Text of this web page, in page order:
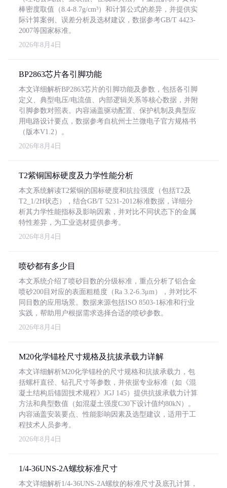
棒密度取值（8.4-8.7g/cm³）和计算公式的差异，并提供实
际计算案例、误差分析及选材建议，数据参考GB/T 4423-
2007等国家标准。
2026年8月4日
BP2863芯片各引脚功能
本文详细解析BP2863芯片的引脚功能及参数，包括各引脚
定义、典型电压/电流值、内部逻辑关系等核心数据，并附
引脚参数对照表。内容涵盖驱动配置、保护机制及典型应
用电路设计要点，数据参考自杭州士兰微电子官方规格书
（版本V1.2）。
2026年8月4日
T2紫铜国标硬度及力学性能分析
本文系统解读T2紫铜的国标硬度和抗拉强度（包括T2及
T2_1/2H状态），结合GB/T 5231-2012标准数据，详细分
析其力学性能指标及影响因素，并对比不同状态下的金属
特性差异，为工业选材提供参考。
2026年8月4日
喷砂都有多少目
本文系统介绍了喷砂目数的分级标准，重点分析了铝合金
喷砂200目对应的表面粗糙度（Ra 3.2-6.3μm），并对比不
同目数的应用场景。数据来源包括ISO 8503-1标准和行业
实践，帮助用户根据需求选择合适的喷砂参数。
2026年8月4日
M20化学锚栓尺寸规格及抗拔承载力详解
本文详细解析M20化学锚栓的尺寸规格和抗拔承载力，包
括螺杆直径、钻孔尺寸等参数，并依据专业标准（如《混
凝土结构后锚固技术规程》JGJ 145）提供抗拔承载力计算
方法和典型数值（如混凝土强度C30下设计值约80kN）。
内容涵盖安装要点、性能影响因素及选型建议，适用于工
程技术人员参考。
2026年8月4日
1/4-36UNS-2A螺纹标准尺寸
本文详细解析1/4-36UNS-2A螺纹的标准尺寸及底孔计算，